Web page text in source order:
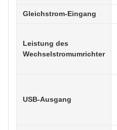
Gleichstrom-Eingang
Leistung des
Wechselstromumrichter
USB-Ausgang